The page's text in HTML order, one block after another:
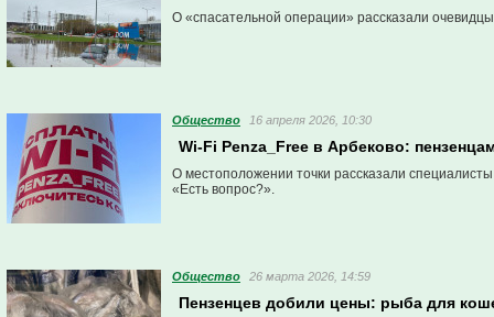
О «спасательной операции» рассказали
Общество 16 апреля 2026, 10:30
Wi-Fi Penza_Free в Арбеково:
О местоположении точки рассказали
«Есть вопрос?».
Общество 26 марта 2026, 14:59
Пензенцев добили цены: рыба для